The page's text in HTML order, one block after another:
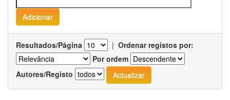
Resultados/Página | Ordenar registos por:
Por ordem
Autores/Registo